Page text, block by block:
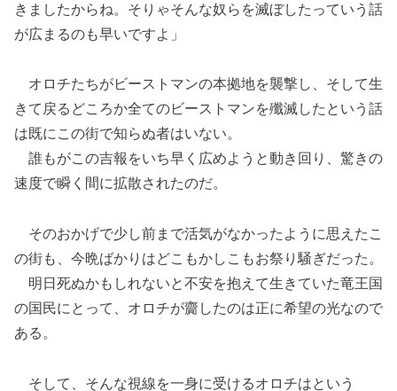
きましたからね。そりゃそんな奴らを滅ぼしたっていう話
が広まるのも早いですよ」
オロチたちがビーストマンの本拠地を襲撃し、そして生
きて戻るどころか全てのビーストマンを殲滅したという話
は既にこの街で知らぬ者はいない。
誰もがこの吉報をいち早く広めようと動き回り、驚きの
速度で瞬く間に拡散されたのだ。
そのおかげで少し前まで活気がなかったように思えたこ
の街も、今晩ばかりはどこもかしこもお祭り騒ぎだった。
明日死ぬかもしれないと不安を抱えて生きていた竜王国
の国民にとって、オロチが齎したのは正に希望の光なので
ある。
そして、そんな視線を一身に受けるオロチはという